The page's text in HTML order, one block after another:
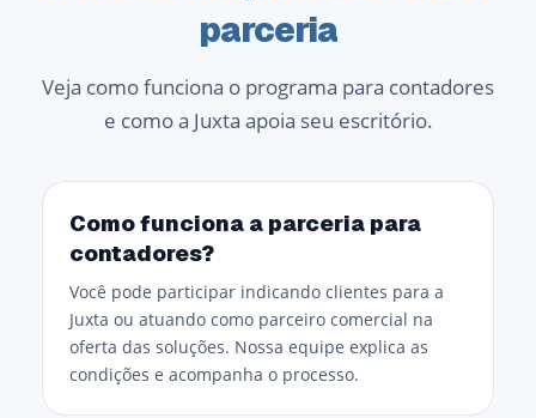
parceria
Veja como funciona o programa para contadores
e como a Juxta apoia seu escritório.
Como funciona a parceria para
contadores?
Você pode participar indicando clientes para a
Juxta ou atuando como parceiro comercial na
oferta das soluções. Nossa equipe explica as
condições e acompanha o processo.